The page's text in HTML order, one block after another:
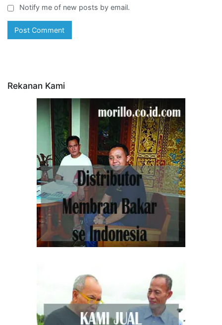
Notify me of new posts by email.
Rekanan Kami